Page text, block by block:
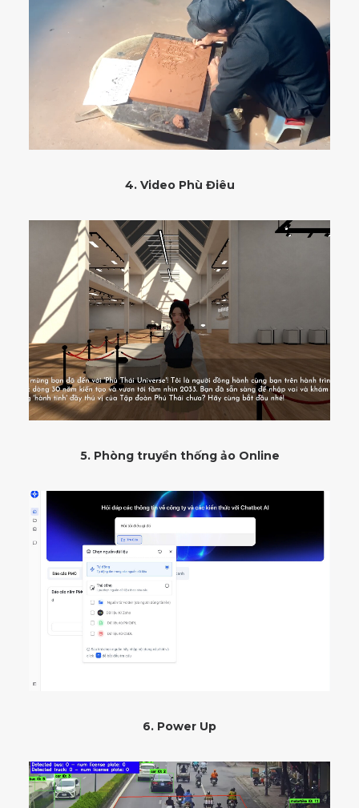
4. Video Phù Điêu
5. Phòng truyền thống ảo Online
6. Power Up